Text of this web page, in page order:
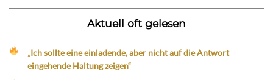
Aktuell oft gelesen
„Ich sollte eine einladende, aber nicht auf die Antwort
eingehende Haltung zeigen“